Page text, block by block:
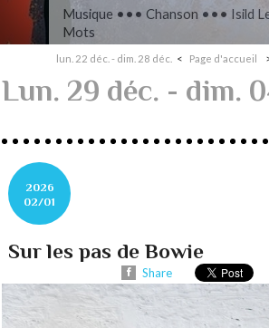
Musique ••• Classique •••
Mendelssohn, Das Jahr
lun. 22 déc. - dim. 28 déc. Page d'accueil
Lun. 29 déc. - dim.
2026
02/01
Sur les pas de Bowie
Share